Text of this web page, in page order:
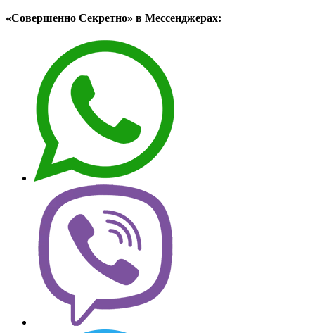
«Совершенно Секретно» в Мессенджерах: